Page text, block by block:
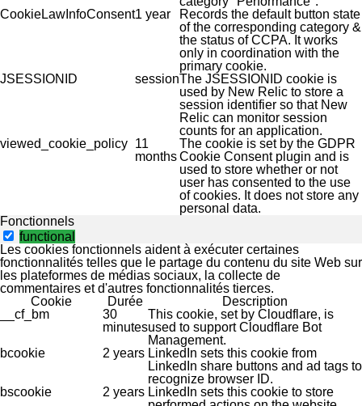
CookieLawInfoConsent1 year
Records the default button state
of the corresponding category &
the status of CCPA. It works
only in coordination with the
primary cookie.
JSESSIONID
sessionThe JSESSIONID cookie is
used by New Relic to store a
session identifier so that New
Relic can monitor session
counts for an application.
viewed_cookie_policy 11
months
The cookie is set by the GDPR
Cookie Consent plugin and is
used to store whether or not
user has consented to the use
of cookies. It does not store any
personal data.
Fonctionnels
functional
Les cookies fonctionnels aident à exécuter certaines
fonctionnalités telles que le partage du contenu du site Web sur
les plateformes de médias sociaux, la collecte de
commentaires et d'autres fonctionnalités tierces.
Cookie
Durée
Description
__cf_bm
30
minutes
This cookie, set by Cloudflare, is
used to support Cloudflare Bot
Management.
bcookie
2 years LinkedIn sets this cookie from
LinkedIn share buttons and ad tags to
recognize browser ID.
bscookie
2 years LinkedIn sets this cookie to store